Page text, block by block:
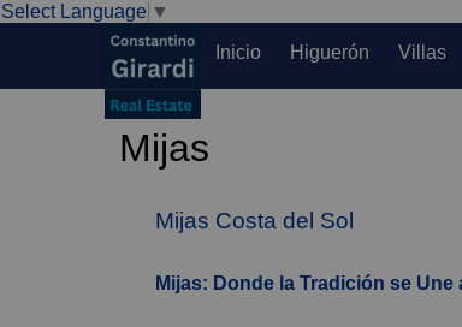
Select Language ▼
Inicio
Higuerón Villas
Mijas
Mijas Costa del Sol
Mijas: Donde la Tradición se